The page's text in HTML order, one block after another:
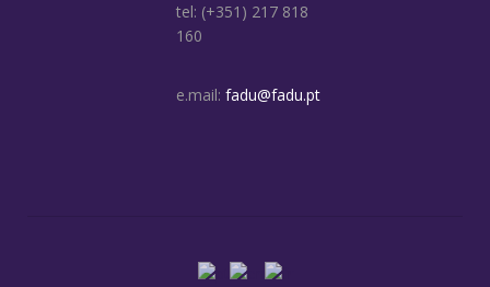
tel: (+351) 217 818
160
e.mail: fadu@fadu.pt